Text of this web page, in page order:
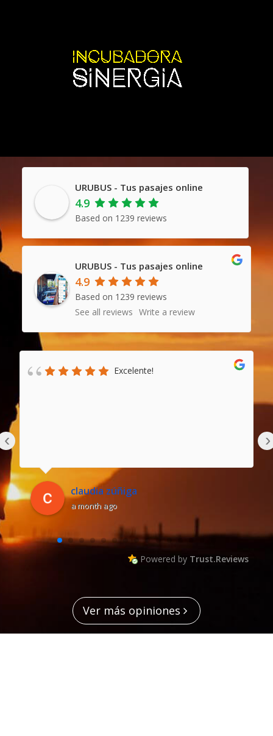
URUBUS - Tus pasajes online
4.9
Based on 1239 reviews
URUBUS - Tus pasajes online
4.9
Based on 1239 reviews
See all reviews Write a review
Excelente!
claudia zúñiga
a month ago
‹ ›
Powered by Trust.Reviews
Ver más opiniones